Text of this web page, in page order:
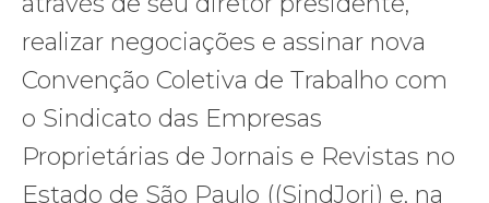
realizar negociações e assinar nova
Convenção Coletiva de Trabalho com
o Sindicato das Empresas
Proprietárias de Jornais e Revistas no
Estado de São Paulo ((SindJori) e, na